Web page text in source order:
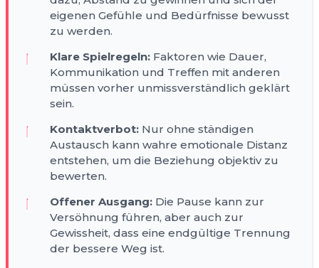
eigenen Gefühle und Bedürfnisse bewusst
zu werden.
Klare Spielregeln: Faktoren wie Dauer,
Kommunikation und Treffen mit anderen
müssen vorher unmissverständlich geklärt
sein.
Kontaktverbot: Nur ohne ständigen
Austausch kann wahre emotionale Distanz
entstehen, um die Beziehung objektiv zu
bewerten.
Offener Ausgang: Die Pause kann zur
Versöhnung führen, aber auch zur
Gewissheit, dass eine endgültige Trennung
der bessere Weg ist.